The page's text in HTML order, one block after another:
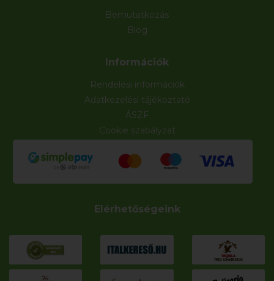
Bemutatkozás
Blog
Információk
Rendelési információk
Adatkezelési tájékoztató
ÁSZF
Cookie szabályzat
Elérhetőségeink